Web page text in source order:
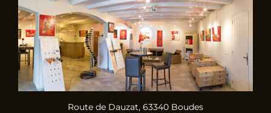
Route de Dauzat, 63340 Boudes